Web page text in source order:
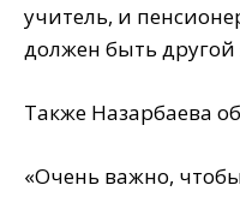
учитель, и
должен быть другой
Также Назарбаева
«Очень важно,